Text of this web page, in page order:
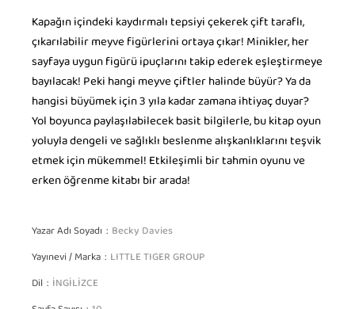
Kapağın içindeki kaydırmalı tepsiyi çekerek çift taraflı,
çıkarılabilir meyve figürlerini ortaya çıkar! Minikler, her
sayfaya uygun figürü ipuçlarını takip ederek eşleştirmeye
bayılacak! Peki hangi meyve çiftler halinde büyür? Ya da
hangisi büyümek için 3 yıla kadar zamana ihtiyaç duyar?
Yol boyunca paylaşılabilecek basit bilgilerle, bu kitap oyun
yoluyla dengeli ve sağlıklı beslenme alışkanlıklarını teşvik
etmek için mükemmel! Etkileşimli bir tahmin oyunu ve
erken öğrenme kitabı bir arada!
Yazar Adı Soyadı Becky Davies
Yayınevi / Marka LITTLE TIGER GROUP
Dil İNGİLİZCE